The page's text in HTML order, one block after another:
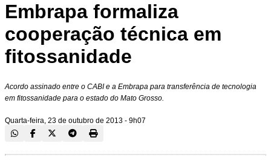
Embrapa formaliza
cooperação técnica em
fitossanidade
Acordo assinado entre o CABI e a Embrapa para transferência de tecnologia
em fitossanidade para o estado do Mato Grosso.
Quarta-feira, 23 de outubro de 2013 - 9h07